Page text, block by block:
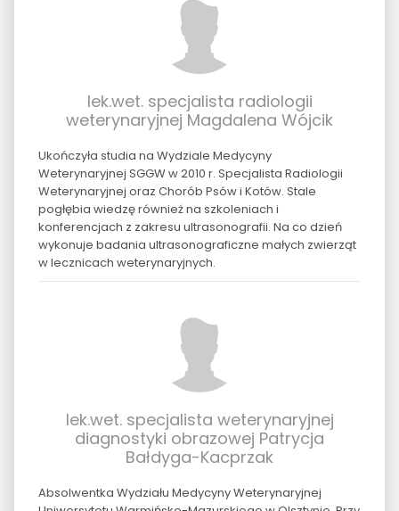
lek.wet. specjalista radiologii
weterynaryjnej Magdalena Wójcik
Ukończyła studia na Wydziale Medycyny
Weterynaryjnej SGGW w 2010 r. Specjalista Radiologii
Weterynaryjnej oraz Chorób Psów i Kotów. Stale
pogłębia wiedzę również na szkoleniach i
konferencjach z zakresu ultrasonografii. Na co dzień
wykonuje badania ultrasonograficzne małych zwierząt
w lecznicach weterynaryjnych.
lek.wet. specjalista weterynaryjnej
diagnostyki obrazowej Patrycja
Bałdyga-Kacprzak
Absolwentka Wydziału Medycyny Weterynaryjnej